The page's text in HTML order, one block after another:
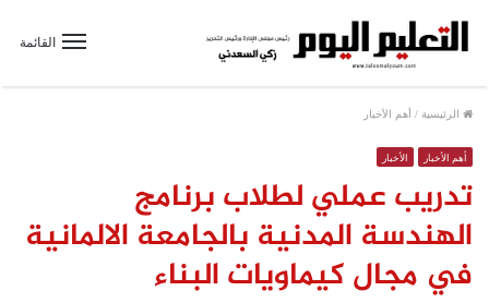
القائمة
الرئيسية / أهم الأخبار
أهم الأخبار الأخبار
تدريب عملي لطلاب برنامج
الهندسة المدنية بالجامعة الالمانية
في مجال كيماويات البناء